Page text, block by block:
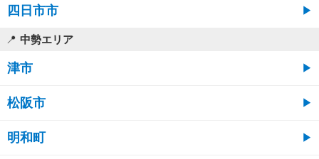
四日市市
中勢エリア
津市
松阪市
明和町